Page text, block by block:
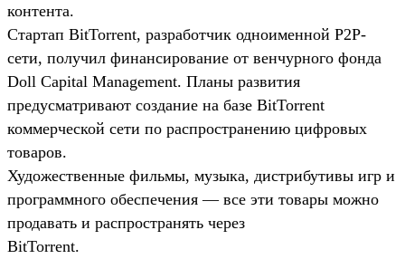
контента.
Стартап BitTorrent, разработчик одноименной P2P-
сети, получил финансирование от венчурного фонда
Doll Capital Management. Планы развития
предусматривают создание на базе BitTorrent
коммерческой сети по распространению цифровых
товаров.
Художественные фильмы, музыка, дистрибутивы игр и
программного обеспечения — все эти товары можно
продавать и распространять через
BitTorrent.